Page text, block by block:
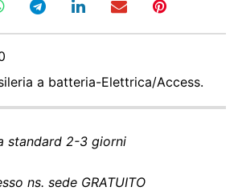
a batteria-Elettrica/Access.
standard 2-3 giorni
ns. sede GRATUITO